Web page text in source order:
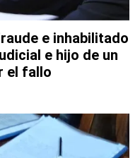
e inhabilitado
e hijo de un
el fallo